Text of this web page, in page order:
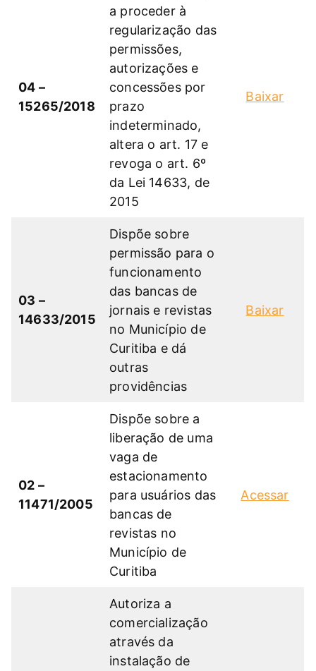
04 –
15265/2018
a proceder à
regularização das
permissões,
autorizações e
concessões por
prazo
indeterminado,
altera o art. 17 e
revoga o art. 6º
da Lei 14633, de
2015
Baixar
03 –
14633/2015
Dispõe sobre
permissão para o
funcionamento
das bancas de
jornais e revistas
no Município de
Curitiba e dá
outras
providências
Baixar
02 –
11471/2005
Dispõe sobre a
liberação de uma
vaga de
estacionamento
para usuários das
bancas de
revistas no
Município de
Curitiba
Acessar
Autoriza a
comercialização
através da
instalação de